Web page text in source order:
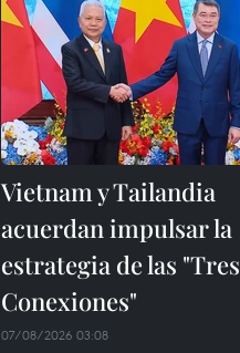
Vietnam y Tailandia
acuerdan impulsar la
estrategia de las "Tres
Conexiones"
07/08/2026 03:08